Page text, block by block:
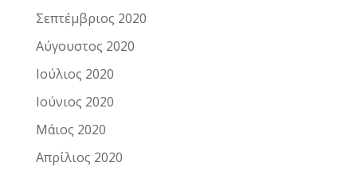
Σεπτέμβριος 2020
Αύγουστος 2020
Ιούλιος 2020
Ιούνιος 2020
Μάιος 2020
Απρίλιος 2020